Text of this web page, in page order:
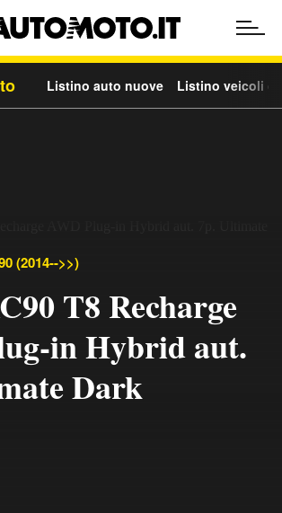
Listino auto nuove Listino veicoli
(2014-->>)
T8 Recharge
in Hybrid aut.
Dark